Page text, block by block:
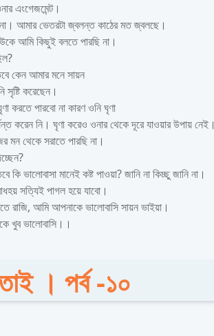
এংগেজমেন্ট।
আমার ভেতরটা জ্বলন্ত কাঠের মত জ্বলছে।
আমি কিছুই বলতে পারছি না।
কেন আমার মনে সায়ন
সৃষ্টি করেছেন।
করতে পারবো না কারণ ওনি ঘৃণা
করেন নি। ঘৃণা করেও ওনার থেকে দূরে যাওয়ার উপায় নেই।
মন থেকে সরাতে পারছি না।
ভালোবাসা মানেই কষ্ট পাওয়া? জানি না কিচ্ছু জানি না।
সত্যিই পাগল হয়ে যাবো।
রাজি, আমি আপনাকে ভালোবাসি সায়ন ভাইয়া।
খুব ভালোবাসি।।
। পর্ব -১০